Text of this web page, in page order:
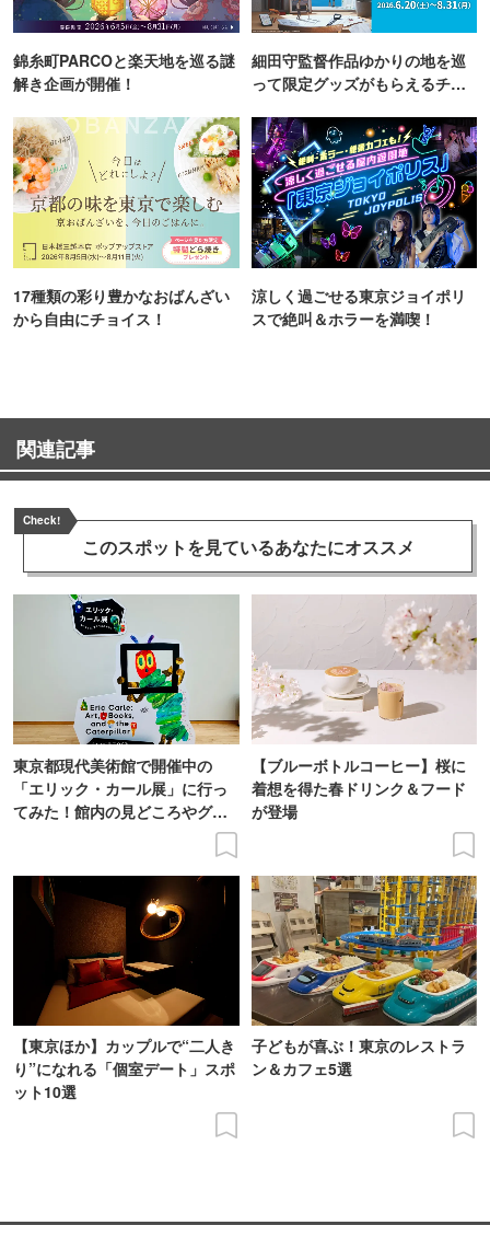
錦糸町PARCOと楽天地を巡る謎
解き企画が開催！
細田守監督作品ゆかりの地を巡
って限定グッズがもらえるチャ
17種類の彩り豊かなおばんざい
から自由にチョイス！
涼しく過ごせる東京ジョイポリ
スで絶叫＆ホラーを満喫！
関連記事
Check!
このスポットを見ているあなたにオススメ
東京都現代美術館で開催中の
「エリック・カール展」に行っ
てみた！館内の見どころやグッ
【ブルーボトルコーヒー】桜に
着想を得た春ドリンク＆フード
が登場
【東京ほか】カップルで“二人き
り”になれる「個室デート」スポ
ット10選
子どもが喜ぶ！東京のレストラ
ン＆カフェ5選